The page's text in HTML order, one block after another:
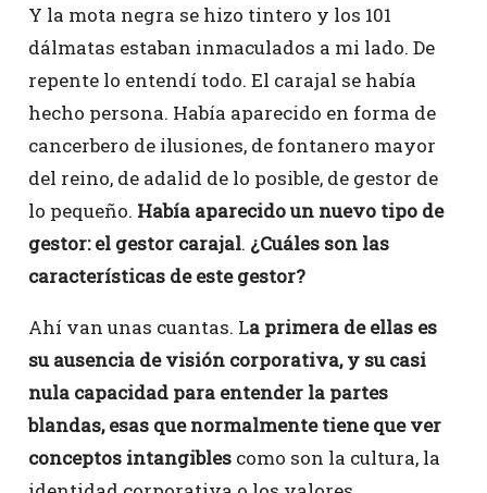
Y la mota negra se hizo tintero y los 101
dálmatas estaban inmaculados a mi lado. De
repente lo entendí todo. El carajal se había
hecho persona. Había aparecido en forma de
cancerbero de ilusiones, de fontanero mayor
del reino, de adalid de lo posible, de gestor de
lo pequeño. Había aparecido un nuevo tipo de
gestor: el gestor carajal. ¿Cuáles son las
características de este gestor?
Ahí van unas cuantas. La primera de ellas es
su ausencia de visión corporativa, y su casi
nula capacidad para entender la partes
blandas, esas que normalmente tiene que ver
conceptos intangibles como son la cultura, la